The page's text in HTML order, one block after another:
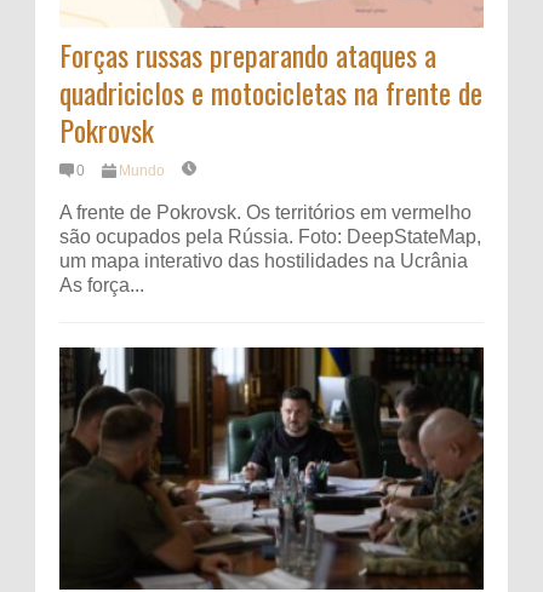
Forças russas preparando ataques a
quadriciclos e motocicletas na frente de
Pokrovsk
0 Mundo
A frente de Pokrovsk. Os territórios em vermelho
são ocupados pela Rússia. Foto: DeepStateMap,
um mapa interativo das hostilidades na Ucrânia
As força...